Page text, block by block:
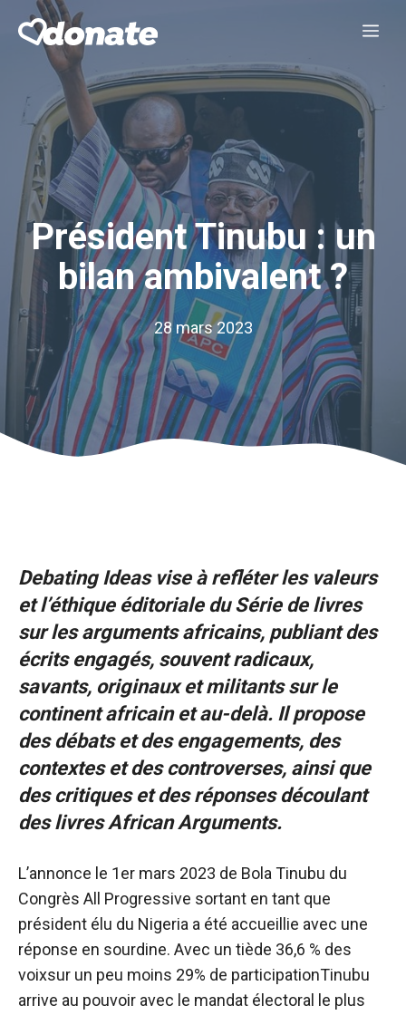
Aller
contenu
Président Tinubu : un
bilan ambivalent ?
28 mars 2023
Debating Ideas vise à refléter les valeurs
et l’éthique éditoriale duSérie de livres
sur les arguments africains, publiant des
écrits engagés, souvent radicaux,
savants, originaux et militants sur le
continent africain et au-delà. Il propose
des débats et des engagements, des
contextes et des controverses, ainsi que
des critiques et des réponses découlant
des livres African Arguments.
L’annonce le 1er mars 2023 de Bola Tinubu du
Congrès All Progressive sortant en tant que
président élu du Nigeria a été accueillie avec une
réponse en sourdine. Avec un tiède 36,6 % des
voixsur un peu moins 29% de participationTinubu
arrive au pouvoir avec le mandat électoral le plus